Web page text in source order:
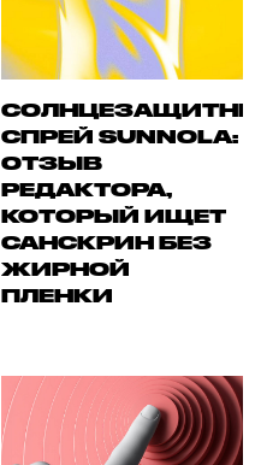
СПРЕЙ SUNNOLA:
ОТЗЫВ
РЕДАКТОРА,
КОТОРЫЙ ИЩЕТ
САНСКРИН БЕЗ
ЖИРНОЙ
ПЛЕНКИ